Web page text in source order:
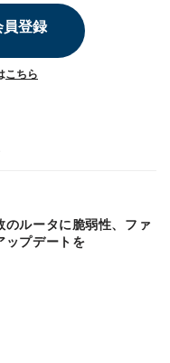
員登録
こちら
のルータに脆弱性、ファ
ップデートを